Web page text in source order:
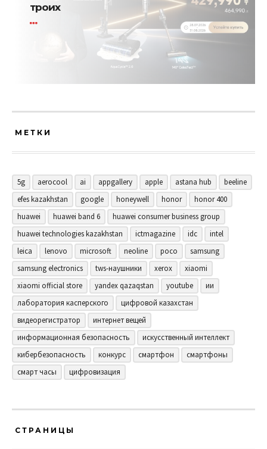
троих
МЕТКИ
5g aerocool ai appgallery apple astana hub
beeline
efes kazakhstan
google honeywell honor
honor 400
huawei
huawei band 6
huawei consumer business group
huawei technologies kazakhstan
ictmagazine idc
intel
leica
lenovo microsoft neoline poco
samsung
samsung electronics
tws-наушники xerox
xiaomi
xiaomi official store
yandex qazaqstan youtube
ии
лаборатория касперского
цифровой казахстан
видеорегистратор
интернет вещей
информационная безопасность
искусственный интеллект
кибербезопасность
конкурс смартфон
смартфоны
смарт часы
цифровизация
СТРАНИЦЫ